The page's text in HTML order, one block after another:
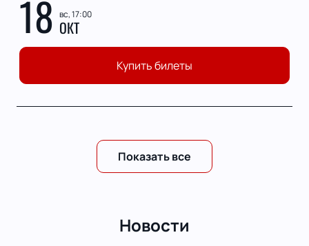
18 вс, 17:00
ОКТ
Купить билеты
Показать все
Новости